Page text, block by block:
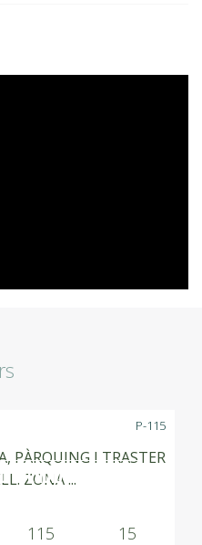
VENDIDO
P-115
PÀRQUING I TRASTER
ZONA ...
115 15